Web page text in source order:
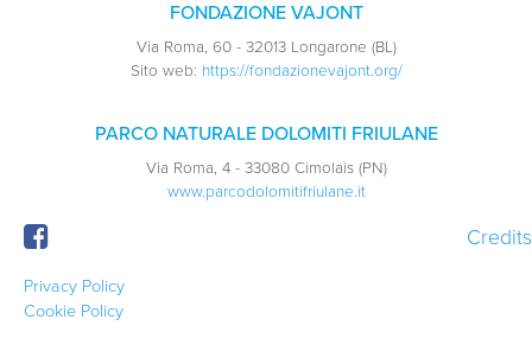
FONDAZIONE VAJONT
Via Roma, 60 - 32013 Longarone (BL)
Sito web: https://fondazionevajont.org/
PARCO NATURALE DOLOMITI FRIULANE
Via Roma, 4 - 33080 Cimolais (PN)
www.parcodolomitifriulane.it
Privacy Policy
Cookie Policy
Credits